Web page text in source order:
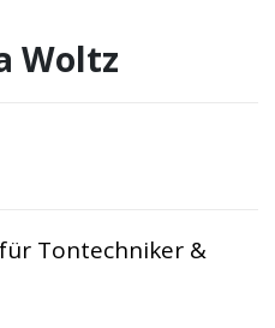
Woltz
Tontechniker &